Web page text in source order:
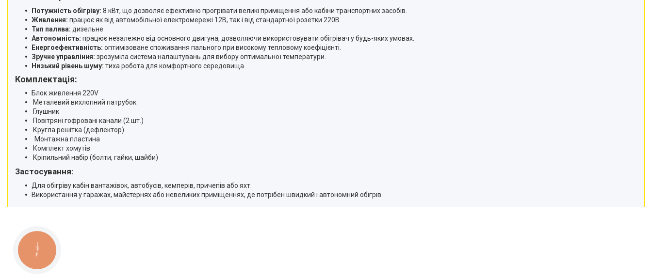
Потужність обігріву: 8 кВт, що дозволяє ефективно прогрівати великі приміщення або кабіни транспортних засобів.
Живлення: працює як від автомобільної електромережі 12В, так і від стандартної розетки 220В.
Тип палива: дизельне
Автономність: працює незалежно від основного двигуна, дозволяючи використовувати обігрівач у будь-яких умовах.
Енергоефективність: оптимізоване споживання пального при високому тепловому коефіцієнті.
Зручне управління: зрозуміла система налаштувань для вибору оптимальної температури.
Низький рівень шуму: тиха робота для комфортного середовища.
Комплектація:
Блок живлення 220V
Металевий вихлопний патрубок
Глушник
Повітряні гофровані канали (2 шт.)
Кругла решітка (дефлектор)
Монтажна пластина
Комплект хомутів
Кріпильний набір (болти, гайки, шайби)
Застосування:
Для обігріву кабін вантажівок, автобусів, кемперів, причепів або яхт.
Використання у гаражах, майстернях або невеликих приміщеннях, де потрібен швидкий і автономний обігрів.
КНОПКА
ЗВ'ЯЗКУ